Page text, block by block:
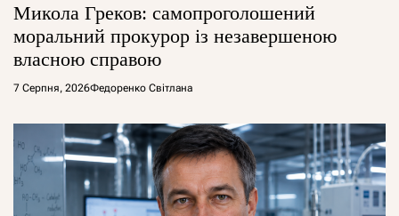
Микола Греков: самопроголошений
моральний прокурор із незавершеною
власною справою
7 Серпня, 2026Федоренко Світлана